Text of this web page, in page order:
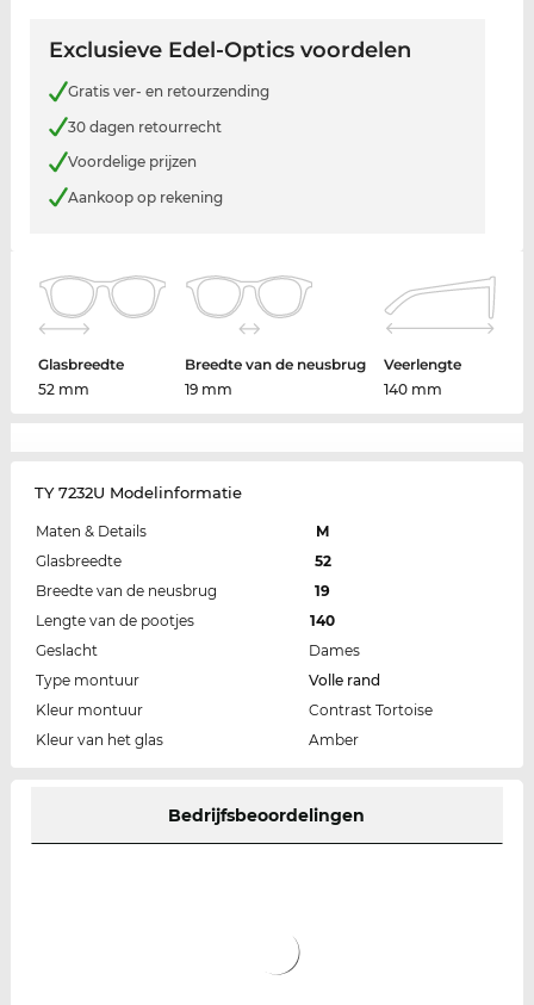
Exclusieve Edel-Optics voordelen
Gratis ver- en retourzending
30 dagen retourrecht
Voordelige prijzen
Aankoop op rekening
Glasbreedte
52 mm
Breedte van de neusbrug
19 mm
Veerlengte
140 mm
TY 7232U Modelinformatie
Maten & Details
M
Glasbreedte
52
Breedte van de neusbrug
19
Lengte van de pootjes
140
Geslacht
Dames
Type montuur
Volle rand
Kleur montuur
Contrast Tortoise
Kleur van het glas
Amber
Bedrijfsbeoordelingen